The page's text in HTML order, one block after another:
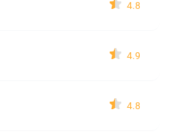
4.8
4.9
4.8